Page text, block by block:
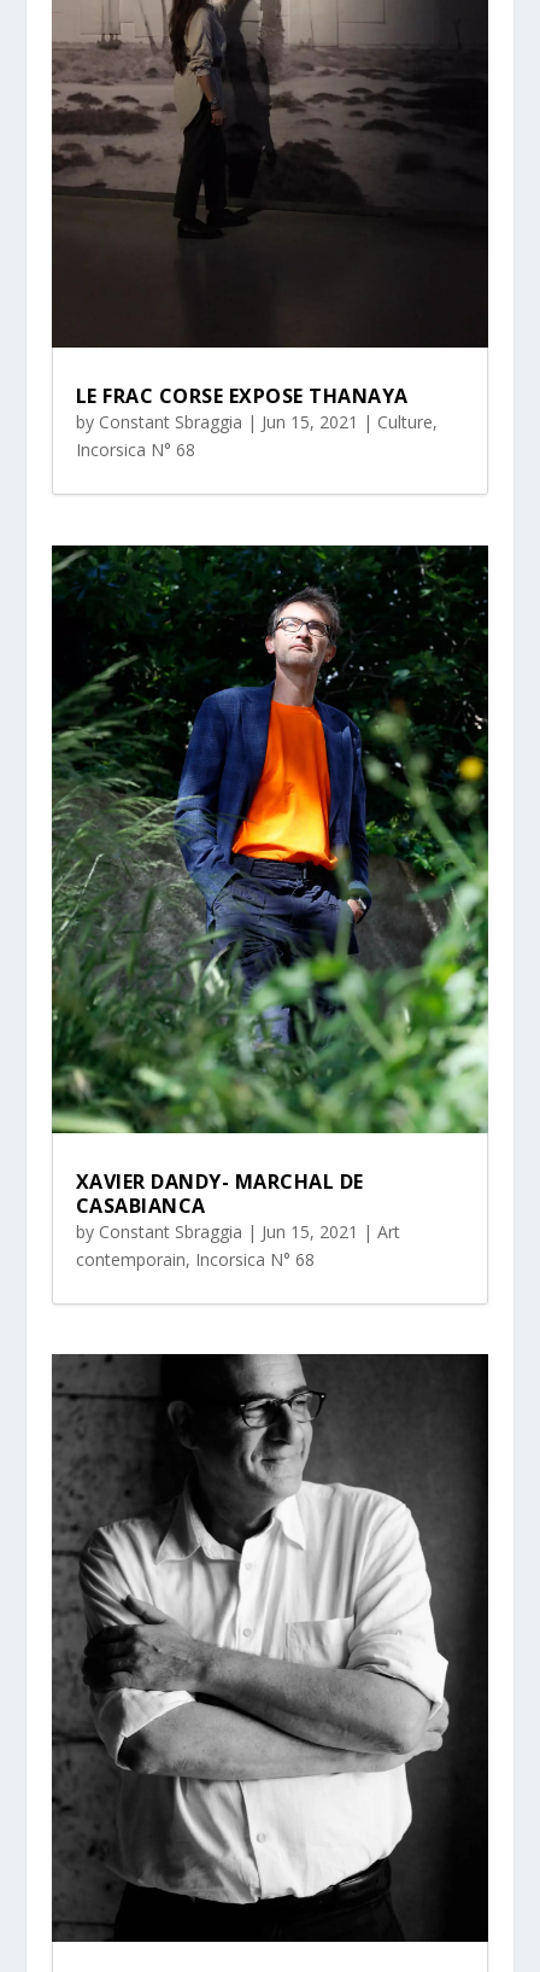
LE FRAC CORSE EXPOSE THANAYA
by Constant Sbraggia | Jun 15, 2021 | Culture,
Incorsica N° 68
XAVIER DANDY- MARCHAL DE
CASABIANCA
by Constant Sbraggia | Jun 15, 2021 | Art
contemporain, Incorsica N° 68